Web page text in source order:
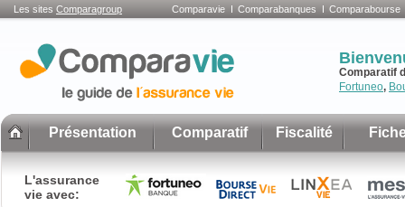
Les sites Comparagroup Comparavie Comparabanques Comparabourse
Comparatif
Fortuneo,
Présentation Comparatif Fiscalité
L'assurance
vie avec: